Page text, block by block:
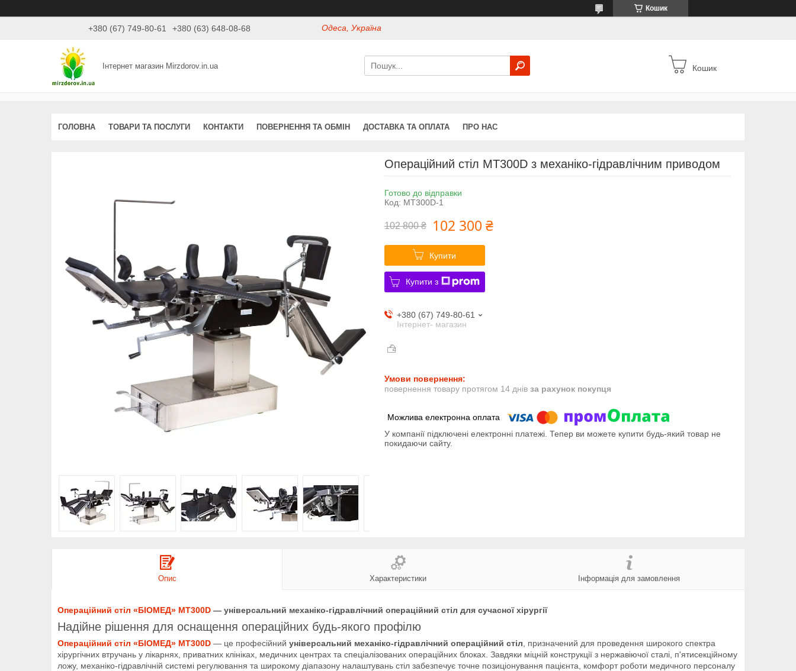
Кошик
+380 (67) 749-80-61 +380 (63) 648-08-68 Одеса, Україна
Інтернет магазин Mirzdorov.in.ua Кошик
ГОЛОВНА ТОВАРИ ТА ПОСЛУГИ КОНТАКТИ ПОВЕРНЕННЯ ТА ОБМІН ДОСТАВКА ТА ОПЛАТА ПРО НАС
Операційний стіл МТ300D з механіко-гідравлічним приводом
Готово до відправки
Код: МТ300D-1
102 800 ₴ 102 300 ₴
Купити
Купити з
+380 (67) 749-80-61
Інтернет- магазин
повернення товару протягом 14 днів за рахунок покупця
У компанії підключені електронні платежі. Тепер ви можете купити будь-який товар не
покидаючи сайту.
Опис Характеристики Інформація для замовлення
Операційний стіл «БІОМЕД» МТ300D — універсальний механіко-гідравлічний операційний стіл для сучасної хірургії
Надійне рішення для оснащення операційних будь-якого профілю
Операційний стіл «БІОМЕД» МТ300D — це професійний універсальний механіко-гідравлічний операційний стіл , призначений для проведення широкого спектра
хірургічних втручань у лікарнях, приватних клініках, медичних центрах та спеціалізованих операційних блоках. Завдяки міцній конструкції з нержавіючої сталі, п'ятисекційному
ложу, механіко-гідравлічній системі регулювання та широкому діапазону налаштувань стіл забезпечує точне позиціонування пацієнта, комфорт роботи медичного персоналу